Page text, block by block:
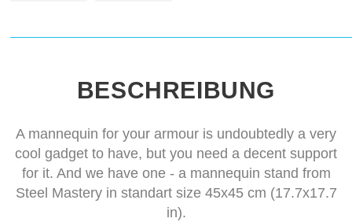
BESCHREIBUNG
A mannequin for your armour is undoubtedly a very
cool gadget to have, but you need a decent support
for it. And we have one - a mannequin stand from
Steel Mastery in standart size 45x45 cm (17.7x17.7
in).